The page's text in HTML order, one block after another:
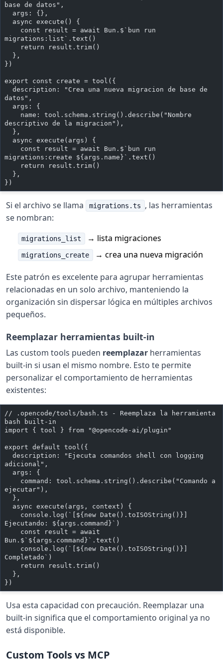
base de datos",
  args: {},
  async execute() {
migrations:list`.text()
    return result.trim()
  },
})
export const create = tool({
datos",
  args: {
descriptivo de la migracion"),
  },
  async execute(args) {
migrations:create ${args.name}`.text()
    return result.trim()
  },
})
Si el archivo se llama migrations.ts
, las herramientas
se nombran:
migrations_list → lista migraciones
migrations_create → crea una nueva migración
Este patrón es excelente para agrupar herramientas
relacionadas en un solo archivo, manteniendo la
organización sin dispersar lógica en múltiples archivos
pequeños.
Reemplazar herramientas built-in
Las custom tools pueden reemplazar herramientas
built-in si usan el mismo nombre. Esto te permite
personalizar el comportamiento de herramientas
existentes:
// .opencode/tools/bash.ts - Reemplaza la herramienta
bash built-in
import { tool } from "@opencode-ai/plugin"
export default tool({
adicional",
  args: {
ejecutar"),
  },
  async execute(args, context) {
Ejecutando: ${args.command}`)
Bun.$`${args.command}`.text()
Completado`)
    return result.trim()
  },
})
Usa esta capacidad con precaución. Reemplazar una
built-in significa que el comportamiento original ya no
está disponible.
Custom Tools vs MCP